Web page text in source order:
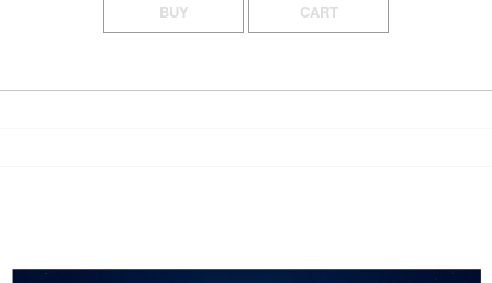
BUY CART